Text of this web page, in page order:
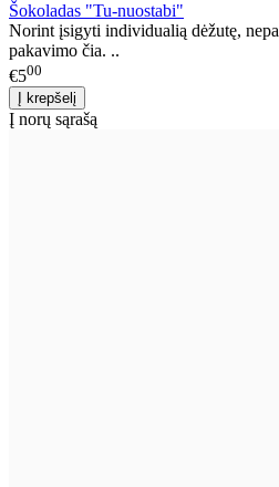
Šokoladas "Tu-nuostabi"
Norint įsigyti individualią dėžutę,
pakavimo čia. ..
€500
Į norų sąrašą